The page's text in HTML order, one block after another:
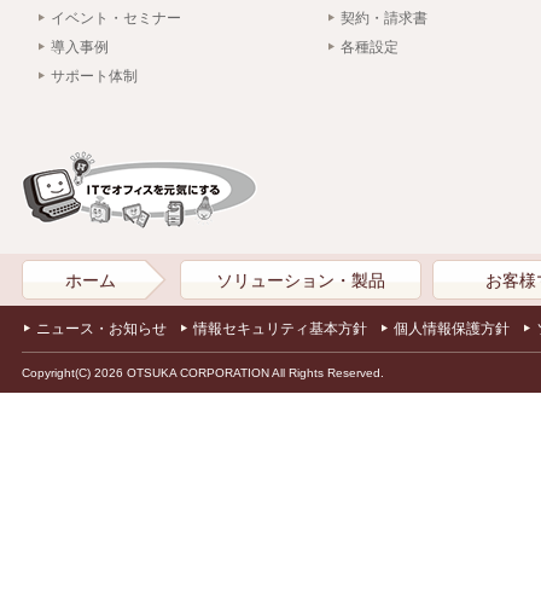
イベント・セミナー
導入事例
サポート体制
契約・請求書
各種設定
ホーム ソリューション・製品 お客様
ニュース・お知らせ 情報セキュリティ基本方針 個人情報保護方針
Copyright(C) 2026 OTSUKA CORPORATION All Rights Reserved.